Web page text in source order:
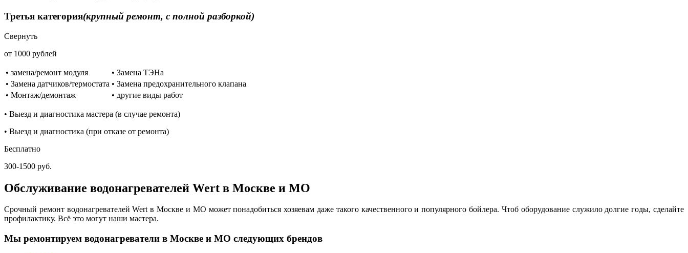
Третья категория(крупный ремонт, с полной разборкой)
Свернуть
от 1000 рублей
• замена/ремонт модуля
• Замена ТЭНа
• Замена датчиков/термостата • Замена предохранительного клапана
• Монтаж/демонтаж
• другие виды работ
• Выезд и диагностика мастера (в случае ремонта)
• Выезд и диагностика (при отказе от ремонта)
Бесплатно
300-1500 руб.
Обслуживание водонагревателей Wert в Москве и МО
Срочный ремонт водонагревателей Wert в Москве и МО может понадобиться хозяевам даже такого качественного и популярного бойлера. Чтоб оборудование служило долгие годы, сделайте
профилактику. Всё это могут наши мастера.
Мы ремонтируем водонагреватели в Москве и МО следующих брендов